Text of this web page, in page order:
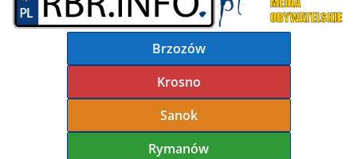
Brzozów
Krosno
Sanok
Rymanów